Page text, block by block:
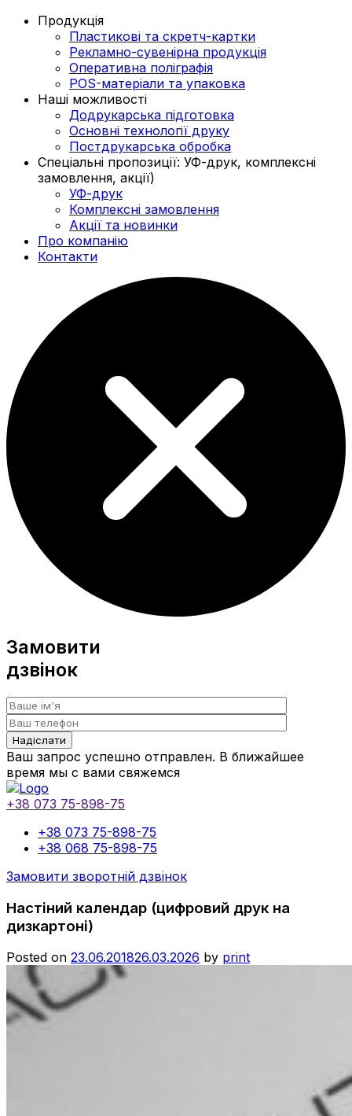
Продукція
Пластикові та скретч-картки
Рекламно-сувенірна продукція
Оперативна поліграфія
POS-матеріали та упаковка
Наші можливості
Додрукарська підготовка
Основні технології друку
Постдрукарська обробка
Спеціальні пропозиції: УФ-друк, комплексні
замовлення, акції)
УФ-друк
Комплексні замовлення
Акції та новинки
Про компанію
Контакти
Замовити
дзвінок
Ваш запрос успешно отправлен. В ближайшее
время мы с вами свяжемся
+38 073 75-898-75
+38 073 75-898-75
+38 068 75-898-75
Замовити зворотній дзвінок
Настіний календар (цифровий друк на
дизкартоні)
Posted on 23.06.201826.03.2026 by print